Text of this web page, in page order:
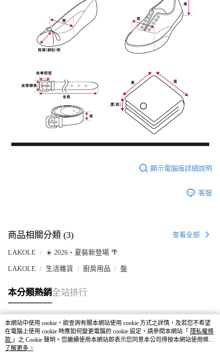
顯示電腦版詳細說明
客服
商品相關分類 (3) 查看全部
LAKOLE ☀️ 2026・夏裝新登場 🌴
LAKOLE 生活雜貨 廚房用品 盤
本分類熱銷全站排行
熱門標籤
本網站中使用 cookie，欲查詢有關本網站使用 cookie 方式之詳情，及若您不希望
在電腦上使用 cookie 時應如何變更電腦的 cookie 設定，請參閱本網站「 隱私權條
款 」之 Cookie 聲明。您繼續使用本網站即表示您同意本公司得按本網站使用條款
之 Cookie 聲明使用 cookie。
了解更多 >